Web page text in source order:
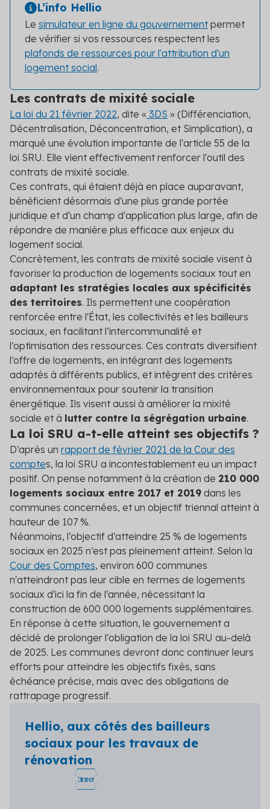
L’info Hellio
Le simulateur en ligne du gouvernementpermet
de vérifier si vos ressources respectent les
plafonds de ressources pour l'attribution d'un
logement social.
Les contrats de mixité sociale
La loi du 21 février 2022, dite « 3DS » (Différenciation,
Décentralisation, Déconcentration, et Simplication), a
marqué une évolution importante de l'article 55 de la
loi SRU. Elle vient effectivement renforcer l'outil des
contrats de mixité sociale.
Ces contrats, qui étaient déjà en place auparavant,
bénéficient désormais d'une plus grande portée
juridique et d'un champ d'application plus large, afin de
répondre de manière plus efficace aux enjeux du
logement social.
Concrètement, les contrats de mixité sociale visent à
favoriser la production de logements sociaux tout en
adaptant les stratégies locales aux spécificités
des territoires. Ils permettent une coopération
renforcée entre l'État, les collectivités et les bailleurs
sociaux, en facilitant l’intercommunalité et
l’optimisation des ressources. Ces contrats diversifient
l’offre de logements, en intégrant des logements
adaptés à différents publics, et intègrent des critères
environnementaux pour soutenir la transition
énergétique. Ils visent aussi à améliorer la mixité
sociale et à lutter contre la ségrégation urbaine.
La loi SRU a-t-elle atteint ses objectifs ?
D’après un rapport de février 2021 de la Cour des
comptes, la loi SRU a incontestablement eu un impact
positif. On pense notamment à la création de 210 000
logements sociaux entre 2017 et 2019 dans les
communes concernées, et un objectif triennal atteint à
hauteur de 107 %.
Néanmoins, l’objectif d’atteindre 25 % de logements
sociaux en 2025 n’est pas pleinement atteint. Selon la
Cour des Comptes, environ 600 communes
n'atteindront pas leur cible en termes de logements
sociaux d'ici la fin de l’année, nécessitant la
construction de 600 000 logements supplémentaires.
En réponse à cette situation, le gouvernement a
décidé de prolonger l'obligation de la loi SRU au-delà
de 2025. Les communes devront donc continuer leurs
efforts pour atteindre les objectifs fixés, sans
échéance précise, mais avec des obligations de
rattrapage progressif.
Hellio, aux côtés des bailleurs
sociaux pour les travaux de
rénovation